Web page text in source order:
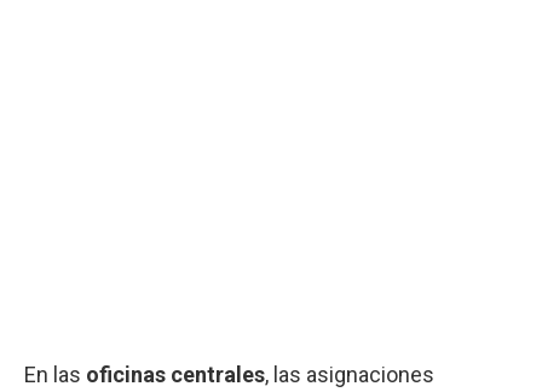
En las oficinas centrales, las asignaciones